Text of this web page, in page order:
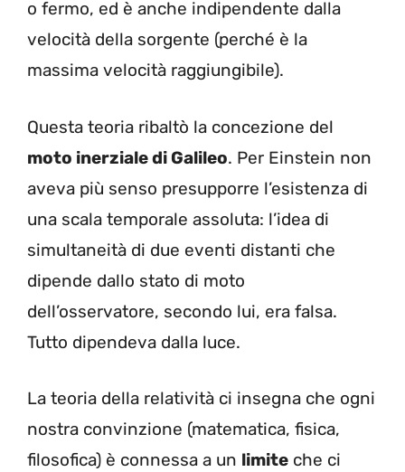
o fermo, ed è anche indipendente dalla
velocità della sorgente (perché è la
massima velocità raggiungibile).
Questa teoria ribaltò la concezione del
moto inerziale di Galileo. Per Einstein non
aveva più senso presupporre l’esistenza di
una scala temporale assoluta: l’idea di
simultaneità di due eventi distanti che
dipende dallo stato di moto
dell’osservatore, secondo lui, era falsa.
Tutto dipendeva dalla luce.
La teoria della relatività ci insegna che ogni
nostra convinzione (matematica, fisica,
filosofica) è connessa a un limite che ci